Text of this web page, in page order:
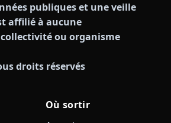
publiques et une veille
affilié à aucune
ou organisme
droits réservés
Où sortir